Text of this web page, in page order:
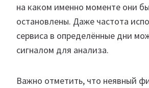
на каком именно моменте они
остановлены. Даже частота
сервиса в определённые дни
сигналом для анализа.
Важно отметить, что неявный